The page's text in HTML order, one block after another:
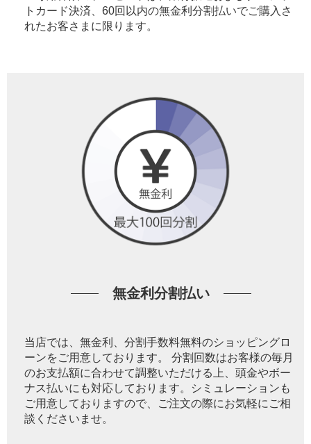
トカード決済、60回以内の無金利分割払いでご購入さ
れたお客さまに限ります。
無金利分割払い
当店では、無金利、分割手数料無料のショッピングロ
ーンをご用意しております。 分割回数はお客様の毎月
のお支払額に合わせて調整いただける上、頭金やボー
ナス払いにも対応しております。シミュレーションも
ご用意しておりますので、ご注文の際にお気軽にご相
談くださいませ。